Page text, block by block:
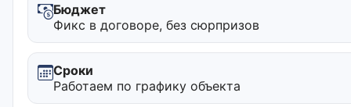
Бюджет
Фикс в договоре, без сюрпризов
Сроки
Работаем по графику объекта